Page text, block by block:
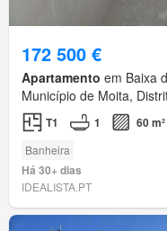
172 500 €
Apartamento em Baixa
Município de Moita,
T1 1 60 m²
Banheira
Há 30+ dias
IDEALISTA.PT